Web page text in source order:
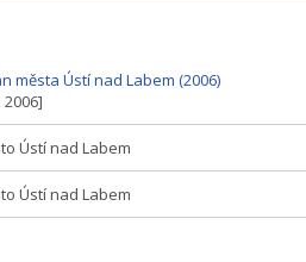
města Ústí nad Labem (2006)
2006]
Ústí nad Labem
Ústí nad Labem